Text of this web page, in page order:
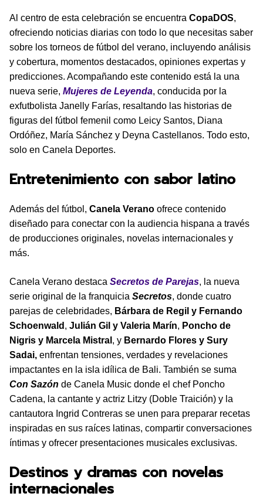
Al centro de esta celebración se encuentra CopaDOS,
ofreciendo noticias diarias con todo lo que necesitas saber
sobre los torneos de fútbol del verano, incluyendo análisis
y cobertura, momentos destacados, opiniones expertas y
predicciones. Acompañando este contenido está la una
nueva serie, Mujeres de Leyenda, conducida por la
exfutbolista Janelly Farías, resaltando las historias de
figuras del fútbol femenil como Leicy Santos, Diana
Ordóñez, María Sánchez y Deyna Castellanos. Todo esto,
solo en Canela Deportes.
Entretenimiento con sabor latino
Además del fútbol, Canela Verano ofrece contenido
diseñado para conectar con la audiencia hispana a través
de producciones originales, novelas internacionales y
más.
Canela Verano destaca Secretos de Parejas, la nueva
serie original de la franquicia Secretos, donde cuatro
parejas de celebridades, Bárbara de Regil y Fernando
Schoenwald , Julián Gil y Valeria Marín, Poncho de
Nigris y Marcela Mistral , y Bernardo Flores y Sury
Sadai, enfrentan tensiones, verdades y revelaciones
impactantes en la isla idílica de Bali. También se suma
Con Sazón de Canela Music donde el chef Poncho
Cadena, la cantante y actriz Litzy (Doble Traición) y la
cantautora Ingrid Contreras se unen para preparar recetas
inspiradas en sus raíces latinas, compartir conversaciones
íntimas y ofrecer presentaciones musicales exclusivas.
Destinos y dramas con novelas
internacionales